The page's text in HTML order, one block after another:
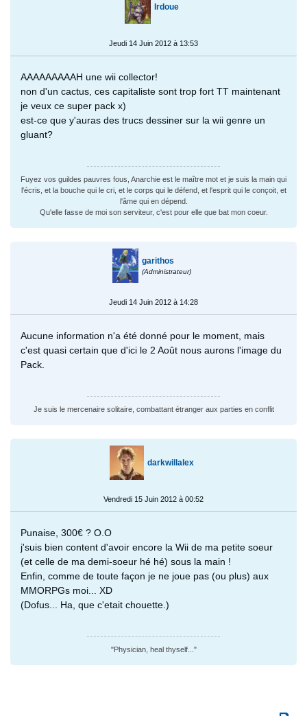
Irdoue
Jeudi 14 Juin 2012 à 13:53
AAAAAAAAAH une wii collector!
non d'un cactus, ces capitaliste sont trop fort TT maintenant
je veux ce super pack x)
est-ce que y'auras des trucs dessiner sur la wii genre un
gluant?
Fuyez vos guildes pauvres fous, Anarchie est le maître mot et je suis la main qui
l'écris, et la bouche qui le cri, et le corps qui le défend, et l'esprit qui le conçoit, et
l'âme qui en dépend.
Qu'elle fasse de moi son serviteur, c'est pour elle que bat mon coeur.
garithos
(Administrateur)
Jeudi 14 Juin 2012 à 14:28
Aucune information n'a été donné pour le moment, mais
c'est quasi certain que d'ici le 2 Août nous aurons l'image du
Pack.
Je suis le mercenaire solitaire, combattant étranger aux parties en conflit
darkwillalex
Vendredi 15 Juin 2012 à 00:52
Punaise, 300€ ? O.O
j'suis bien content d'avoir encore la Wii de ma petite soeur
(et celle de ma demi-soeur hé hé) sous la main !
Enfin, comme de toute façon je ne joue pas (ou plus) aux
MMORPGs moi... XD
(Dofus... Ha, que c'etait chouette.)
"Physician, heal thyself..."